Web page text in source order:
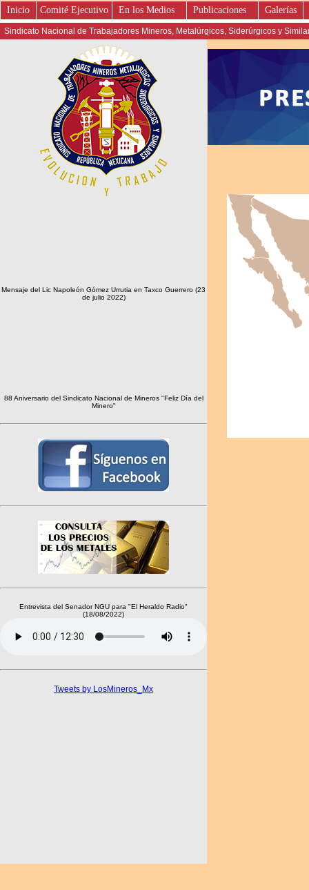
Inicio Comité Ejecutivo En los Medios Publicaciones Galerías
Sindicato Nacional de Trabajadores Mineros, Metalúrgicos, Siderúrgicos y
Mensaje del Lic Napoleón Gómez Urrutia en Taxco Guerrero (23
de julio 2022)
88 Aniversario del Sindicato Nacional de Mineros "Feliz Día del
Minero"
Entrevista del Senador NGU para "El Heraldo Radio"
(18/08/2022)
Tweets by LosMineros_Mx